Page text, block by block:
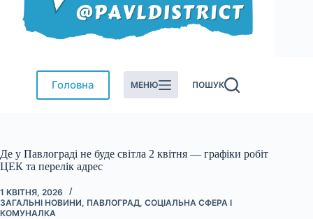
Головна МЕНЮ ПОШУК
Де у Павлограді не буде світла 2 квітня — графіки робіт
ЦЕК та перелік адрес
1 КВІТНЯ, 2026
ЗАГАЛЬНІ НОВИНИ, ПАВЛОГРАД, СОЦІАЛЬНА СФЕРА І
КОМУНАЛКА